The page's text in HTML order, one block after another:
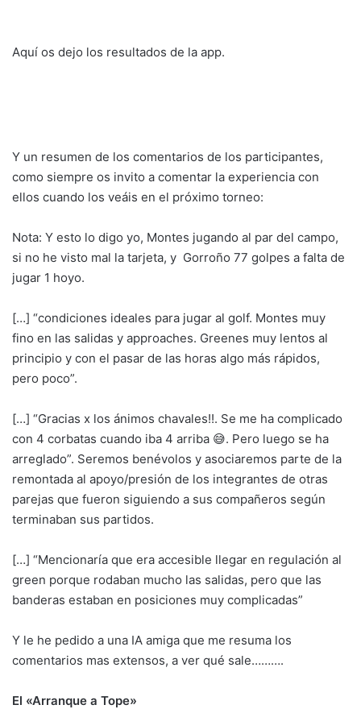
Aquí os dejo los resultados de la app.
Y un resumen de los comentarios de los participantes,
como siempre os invito a comentar la experiencia con
ellos cuando los veáis en el próximo torneo:
Nota: Y esto lo digo yo, Montes jugando al par del campo,
si no he visto mal la tarjeta, y Gorroño 77 golpes a falta de
jugar 1 hoyo.
[…] “condiciones ideales para jugar al golf. Montes muy
fino en las salidas y approaches. Greenes muy lentos al
principio y con el pasar de las horas algo más rápidos,
pero poco”.
[…] “Gracias x los ánimos chavales!!. Se me ha complicado
con 4 corbatas cuando iba 4 arriba 😅. Pero luego se ha
arreglado”. Seremos benévolos y asociaremos parte de la
remontada al apoyo/presión de los integrantes de otras
parejas que fueron siguiendo a sus compañeros según
terminaban sus partidos.
[…] “Mencionaría que era accesible llegar en regulación al
green porque rodaban mucho las salidas, pero que las
banderas estaban en posiciones muy complicadas”
Y le he pedido a una IA amiga que me resuma los
comentarios mas extensos, a ver qué sale……….
El «Arranque a Tope»